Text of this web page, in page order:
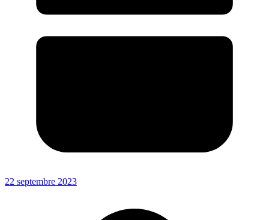
22 septembre 2023